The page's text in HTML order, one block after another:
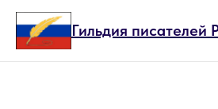
Гильдия писателей